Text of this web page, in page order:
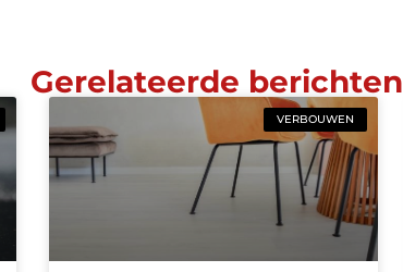
Gerelateerde berichten
VERBOUWEN